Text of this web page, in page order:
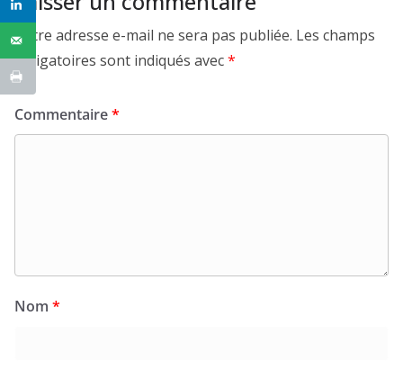
Votre adresse e-mail ne sera pas publiée. Les champs
obligatoires sont indiqués avec*
Commentaire*
Nom *